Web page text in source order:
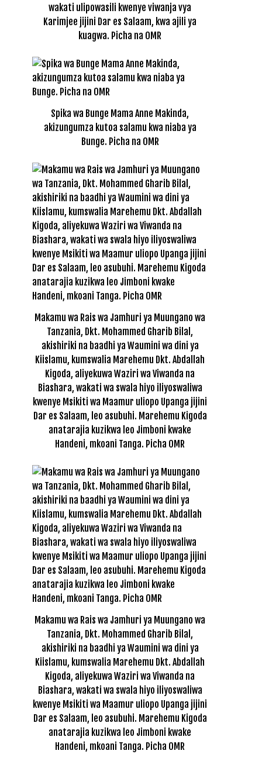
wakati ulipowasili kwenye viwanja vya
Karimjee jijini Dar es Salaam, kwa ajili ya
kuagwa. Picha na OMR
Spika wa Bunge Mama Anne Makinda,
akizungumza kutoa salamu kwa niaba ya
Bunge. Picha na OMR
Makamu wa Rais wa Jamhuri ya Muungano wa
Tanzania, Dkt. Mohammed Gharib Bilal,
akishiriki na baadhi ya Waumini wa dini ya
Kiislamu, kumswalia Marehemu Dkt. Abdallah
Kigoda, aliyekuwa Waziri wa Viwanda na
Biashara, wakati wa swala hiyo iliyoswaliwa
kwenye Msikiti wa Maamur uliopo Upanga jijini
Dar es Salaam, leo asubuhi. Marehemu Kigoda
anatarajia kuzikwa leo Jimboni kwake
Handeni, mkoani Tanga. Picha OMR
Makamu wa Rais wa Jamhuri ya Muungano wa
Tanzania, Dkt. Mohammed Gharib Bilal,
akishiriki na baadhi ya Waumini wa dini ya
Kiislamu, kumswalia Marehemu Dkt. Abdallah
Kigoda, aliyekuwa Waziri wa Viwanda na
Biashara, wakati wa swala hiyo iliyoswaliwa
kwenye Msikiti wa Maamur uliopo Upanga jijini
Dar es Salaam, leo asubuhi. Marehemu Kigoda
anatarajia kuzikwa leo Jimboni kwake
Handeni, mkoani Tanga. Picha OMR